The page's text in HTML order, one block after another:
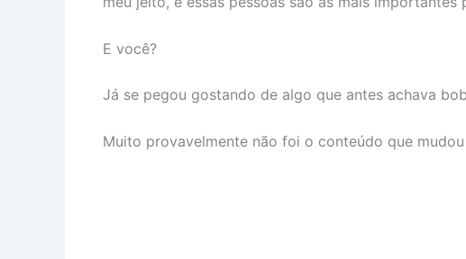
E você?
Já se pegou gostando de algo que antes achava
Muito provavelmente não foi o conteúdo que